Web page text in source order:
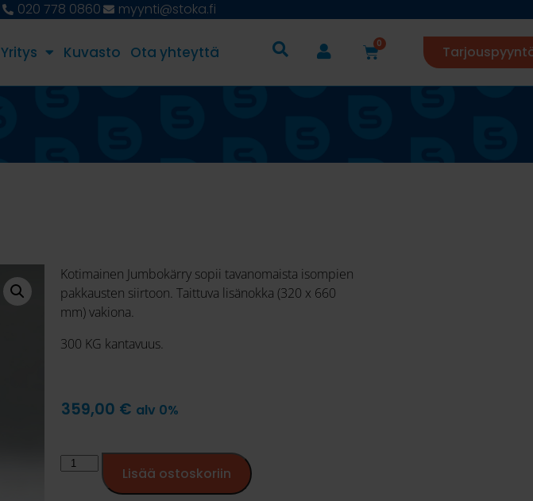
020 778 0860 myynti@stoka.fi
Yritys Kuvasto Ota yhteyttä 0
Kotimainen Jumbokärry sopii tavanomaista isompien
pakkausten siirtoon. Taittuva lisänokka (320 x 660
mm) vakiona.
300 KG kantavuus.
359,00 € alv 0%
Lisää ostoskoriin